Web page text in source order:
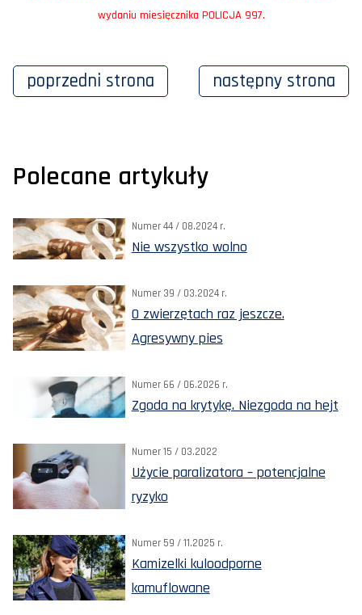
wydaniu miesięcznika POLICJA 997.
poprzedni strona następny strona
Polecane artykuły
Numer 44 / 08.2024 r.
Nie wszystko wolno
Numer 39 / 03.2024 r.
O zwierzętach raz jeszcze.
Agresywny pies
Numer 66 / 06.2026 r.
Zgoda na krytykę. Niezgoda na hejt
Numer 15 / 03.2022
Użycie paralizatora – potencjalne
ryzyko
Numer 59 / 11.2025 r.
Kamizelki kuloodporne
kamuflowane